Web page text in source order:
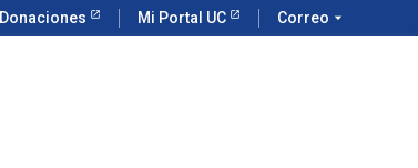
Donaciones Mi Portal UC Correo arrow_drop_down